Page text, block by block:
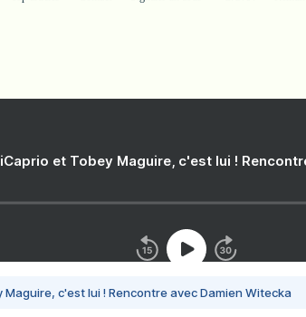
et Tobey Maguire, c'est lui !
c'est lui ! Rencontre avec Damien Witecka